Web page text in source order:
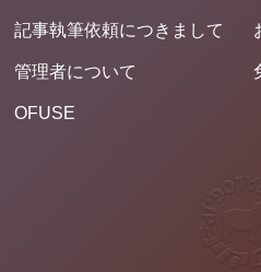
記事執筆依頼につきまして
管理者について
OFUSE